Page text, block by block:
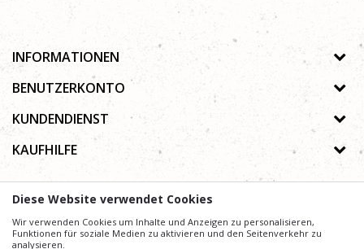
INFORMATIONEN
Über uns
Geschäfte
Zusammenarbeit
BENUTZERKONTO
Registrierungsanweisungen
Passwort vergessen
KUNDENDIENST
Datenschutz-Bestimmungen
Nutzungsbedingungen
KAUFHILFE
Häufig gestellte Fragen
Wir geben unsMühe,die Beschreibung von Produkten, Anzeige von Bildern und
Preise präzise und Profesionell wie möglich zu gestalten. Wir können jedoch nicht
garantieren, dass alle Informationen vollständig und fehlerfrei sind.
Diese Website verwendet Cookies
Wir verwenden Cookies um Inhalte und Anzeigen zu personalisieren,
Funktionen für soziale Medien zu aktivieren und den Seitenverkehr zu
analysieren.